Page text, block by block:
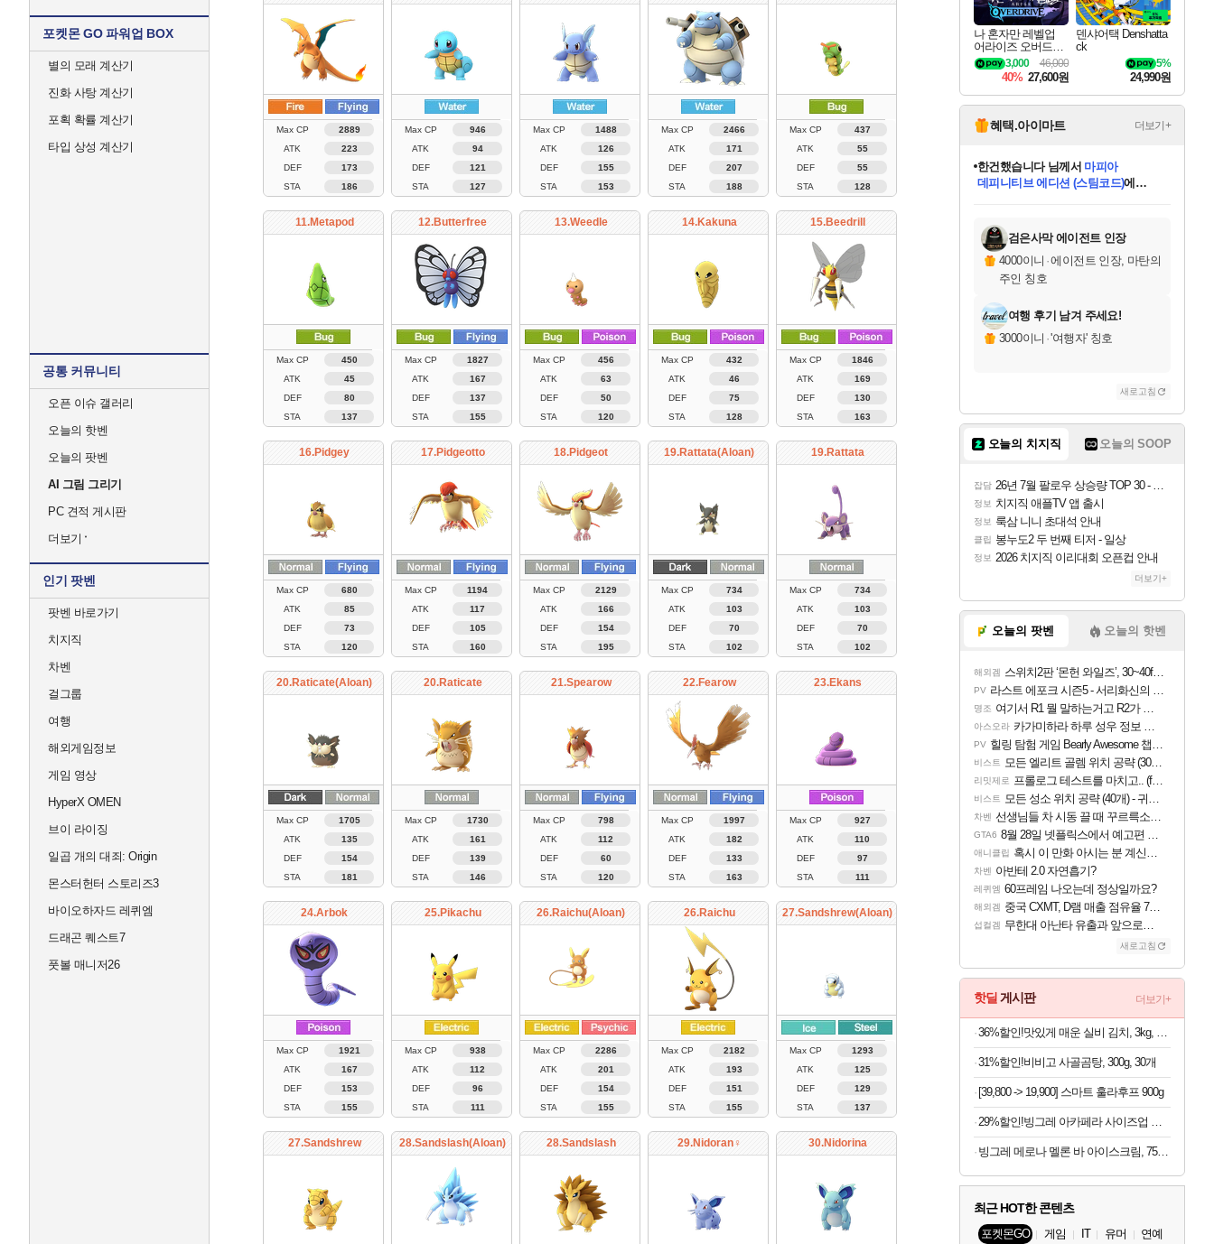
포켓몬 GO 파워업 BOX
별의 모래 계산기
진화 사탕 계산기
포획 확률 계산기
타입 상성 계산기
공통 커뮤니티
오픈 이슈 갤러리
오늘의 핫벤
오늘의 팟벤
AI 그림 그리기
PC 견적 게시판
더보기
인기 팟벤
팟벤 바로가기
치지직
차벤
걸그룹
여행
해외게임정보
게임 영상
HyperX OMEN
브이 라이징
일곱 개의 대죄: Origin
몬스터헌터 스토리즈3
바이오하자드 레퀴엠
드래곤 퀘스트7
풋볼 매니저26
Max CP
2889
ATK
223
DEF
173
STA
186
Max CP
946
ATK
94
DEF
121
STA
127
Max CP
1488
ATK
126
DEF
155
STA
153
Max CP
2466
ATK
171
DEF
207
STA
188
Max CP
437
ATK
55
DEF
55
STA
128
11.Metapod
Max CP
450
ATK
45
DEF
80
STA
137
12.Butterfree
Max CP
1827
ATK
167
DEF
137
STA
155
13.Weedle
Max CP
456
ATK
63
DEF
50
STA
120
14.Kakuna
Max CP
432
ATK
46
DEF
75
STA
128
15.Beedrill
Max CP
1846
ATK
169
DEF
130
STA
163
16.Pidgey
Max CP
680
ATK
85
DEF
73
STA
120
17.Pidgeotto
Max CP
1194
ATK
117
DEF
105
STA
160
18.Pidgeot
Max CP
2129
ATK
166
DEF
154
STA
195
19.Rattata(Aloan)
Max CP
734
ATK
103
DEF
70
STA
102
19.Rattata
Max CP
734
ATK
103
DEF
70
STA
102
20.Raticate(Aloan)
Max CP
1705
ATK
135
DEF
154
STA
181
20.Raticate
Max CP
1730
ATK
161
DEF
139
STA
146
21.Spearow
Max CP
798
ATK
112
DEF
60
STA
120
22.Fearow
Max CP
1997
ATK
182
DEF
133
STA
163
23.Ekans
Max CP
927
ATK
110
DEF
97
STA
111
24.Arbok
Max CP
1921
ATK
167
DEF
153
STA
155
25.Pikachu
Max CP
938
ATK
112
DEF
96
STA
111
26.Raichu(Aloan)
Max CP
2286
ATK
201
DEF
154
STA
155
26.Raichu
Max CP
2182
ATK
193
DEF
151
STA
155
27.Sandshrew(Aloan)
Max CP
1293
ATK
125
DEF
129
STA
137
27.Sandshrew 28.Sandslash(Aloan) 28.Sandslash 29.Nidoran♀ 30.Nidorina
나 혼자만 레벨업
어라이즈 오버드라
이브 Solo Leveling A
rise
46,000
3,000
40% 27,600원
덴샤어택 Denshatta
ck
5%
24,990원
혜택.아이마트 더보기+
교환.
당첨되셨습니다.
당첨되셨습니다.
한건했습니다님께서 마피아
데피니티브 에디션 (스팀코드)에
당첨되셨습니다.
당첨되셨습니다.
당첨되셨습니다.
당첨되셨습니다.
에디션 (스팀코드)를 교환.
당첨되셨습니다.
검은사막 에이전트 인장
4000이니 ·에이전트 인장, 마탄의
주인 칭호
여행 후기 남겨 주세요!
3000이니 ·'여행자' 칭호
새로고침
오늘의 치지직 오늘의 SOOP
잡담 26년 7월 팔로우 상승량 TOP 30 - 월간 치지직
정보 치지직 애플TV 앱 출시
정보 룩삼 니니 초대석 안내
클립 봉누도2 두 번째 티저 - 일상
정보 2026 치지직 이리대회 오픈컵 안내
더보기+
오늘의 팟벤 오늘의 핫벤
해외겜 스위치2판 ‘몬헌 와일즈’, 30~40fps 목표 추정
PV 라스트 에포크 시즌5 - 서리화신의 분노 티저
명조 여기서 R1 뭘 말하는거고 R2가 뭘말하는걸까요?
아스오라 카가미하라 하루 성우 정보 및 주요 필모
PV 힐링 탐험 게임 Bearly Awesome 챕터 1 트레일러
비스트 모든 엘리트 골렘 위치 공략 (30개) - 방랑 결투가
리밋제로 프롤로그 테스트를 마치고.. (feat. 리아)
비스트 모든 성소 위치 공략 (40개) - 귀환한 영혼 도전과제
차벤 선생님들 차 시동 끌 때 꾸르륵소리나는데
GTA6 8월 28일 넷플릭스에서 예고편 공개 예정
애니클립 혹시 이 만화 아시는 분 계신가요
차벤 아반테 2.0 자연흡기?
레퀴엠 60프레임 나오는데 정상일까요?
해외겜 중국 CXMT, D램 매출 점유율 7%…글로벌 4위로 부상
섭컬겜 무한대 아난타 유출과 앞으로의 예상 (루머)
새로고침
핫딜 게시판 더보기+
36%할인!맛있게 매운 실비 김치, 3kg, 1팩
31%할인!비비고 사골곰탕, 300g, 30개
[39,800 -> 19,900] 스마트 훌라후프 900g
29%할인!빙그레 아카페라 사이즈업 벤티 아메리카노, 600ml, 24개
빙그레 메로나 멜론 바 아이스크림, 75ml, 30개
최근 HOT한 콘텐츠
포켓몬GO 게임 IT 유머 연예